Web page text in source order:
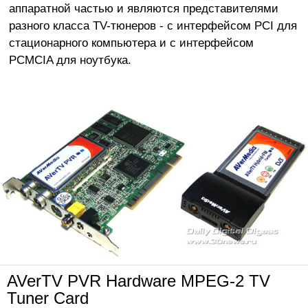
аппаратной частью и являются представителями
разного класса TV-тюнеров - с интерфейсом PCI для
стационарного компьютера и с интерфейсом
PCMCIA для ноутбука.
AVerTV PVR Hardware MPEG-2 TV
Tuner Card